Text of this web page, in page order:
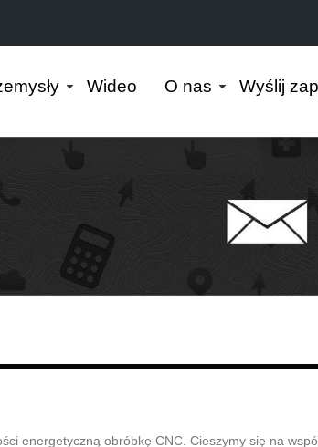
Wideo O nas Wyślij
energetyczną obróbkę CNC. Cieszymy się na